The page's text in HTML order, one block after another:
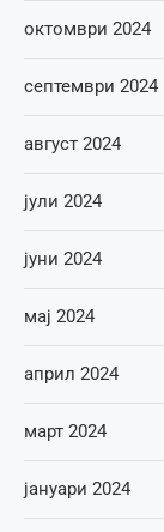
октомври 2024
септември 2024
август 2024
јули 2024
јуни 2024
мај 2024
април 2024
март 2024
јануари 2024